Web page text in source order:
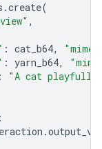
.create(
,
: cat_b64,
: yarn_b64,
:
"A cat
:
.